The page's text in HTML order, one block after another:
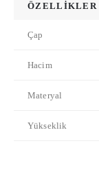
ÖZELLİKLER
Çap
Hacim
Materyal
Yükseklik